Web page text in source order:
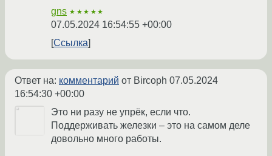
gns ★★★★★
07.05.2024 16:54:55 +00:00
Ссылка
Ответ на: комментарий от Bircoph 07.05.2024
16:54:30 +00:00
Это ни разу не упрёк, если что.
Поддерживать железки – это на самом деле
довольно много работы.